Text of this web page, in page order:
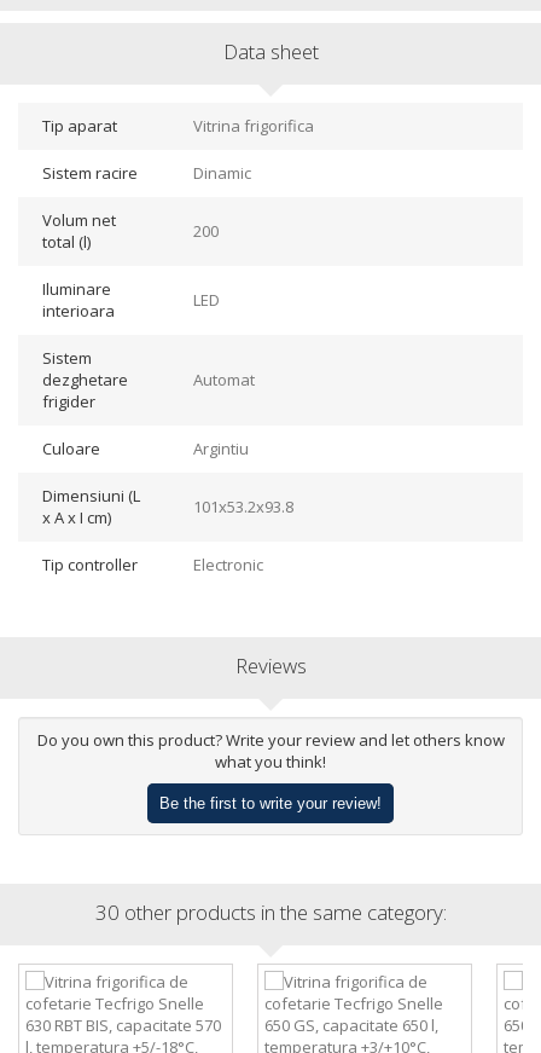
Data sheet
Tip aparat Vitrina frigorifica
Sistem racire Dinamic
Volum net
total (l)
200
Iluminare
interioara
LED
Sistem
dezghetare
frigider
Automat
Culoare Argintiu
Dimensiuni (L
x A x I cm)
101x53.2x93.8
Tip controller Electronic
Reviews
Do you own this product? Write your review and let others know
what you think!
Be the first to write your review!
30 other products in the same category: